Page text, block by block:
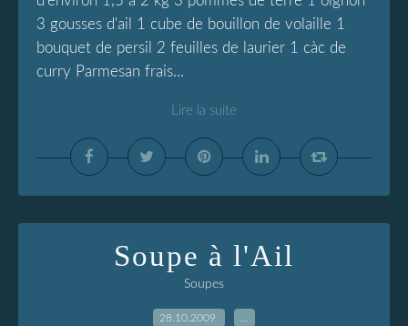
3 gousses d'ail 1 cube de bouillon de volaille 1
bouquet de persil 2 feuilles de laurier 1 càc de
curry Parmesan frais...
Lire la suite
Soupe à l'Ail
Soupes
28.10.2009